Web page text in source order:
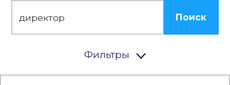
Поиск
Фильтры